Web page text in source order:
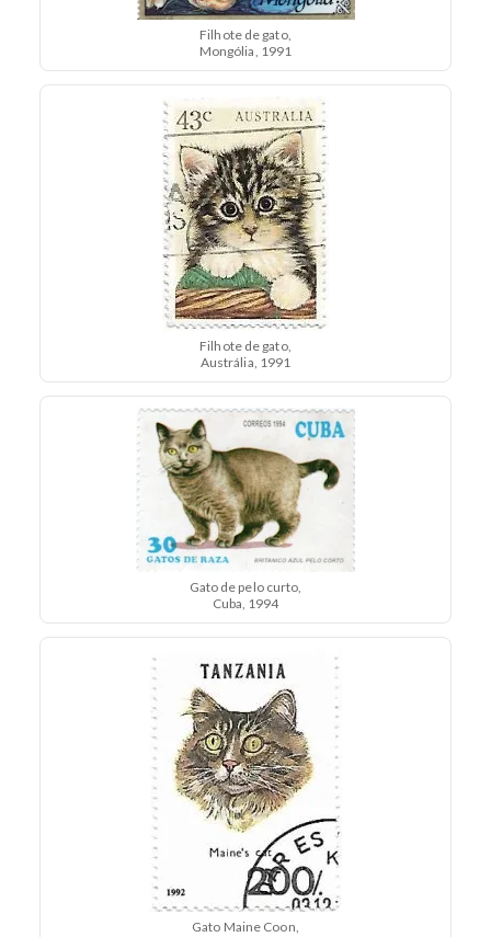
Filhote de gato,
Mongólia, 1991
Filhote de gato,
Austrália, 1991
Gato de pelo curto,
Cuba, 1994
Gato Maine Coon,